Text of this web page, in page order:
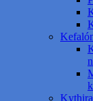
Kythira